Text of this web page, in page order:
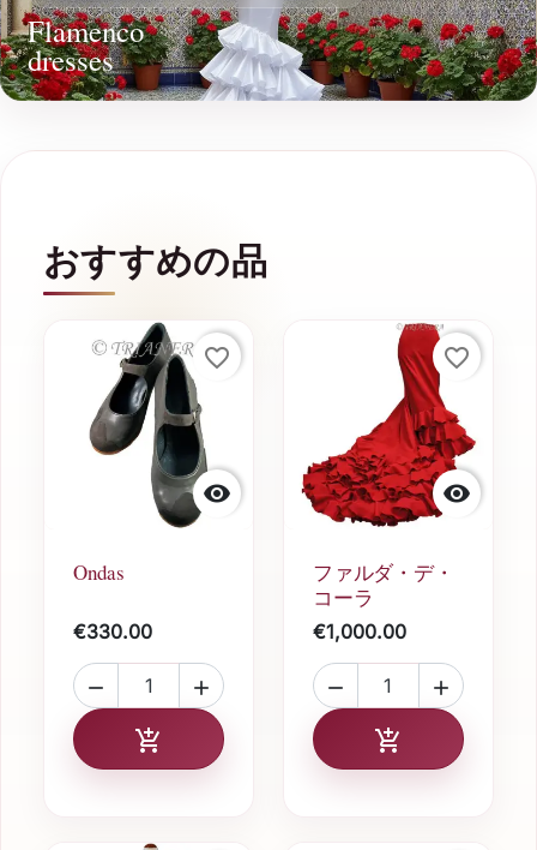
Flamenco
dresses
おすすめの品

favorite_border
Ondas
€330.00
 
 カートに追加

favorite_border
ファルダ・デ・
コーラ
€1,000.00
 
 カートに追加